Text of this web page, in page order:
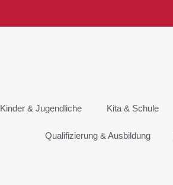
Kinder & Jugendliche Kita & Schule
Qualifizierung & Ausbildung